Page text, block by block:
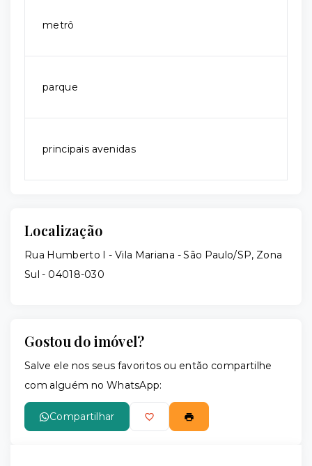
metrô
parque
principais avenidas
Localização
Rua Humberto I - Vila Mariana - São Paulo/SP, Zona
Sul - 04018-030
Gostou do imóvel?
Salve ele nos seus favoritos ou então compartilhe
com alguém no WhatsApp:
Compartilhar